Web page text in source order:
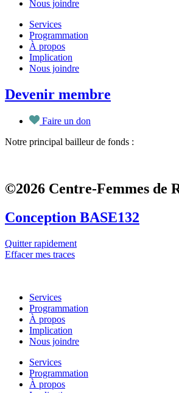
Nous joindre
Services
Programmation
À propos
Implication
Nous joindre
Devenir membre
Faire un don
Notre principal bailleur de fonds :
©2026 Centre-Femmes de
Conception BASE132
Quitter rapidement
Effacer mes traces
Services
Programmation
À propos
Implication
Nous joindre
Services
Programmation
À propos